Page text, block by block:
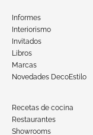
Informes
Interiorismo
Invitados
Libros
Marcas
Novedades DecoEstilo
Recetas de cocina
Restaurantes
Showrooms